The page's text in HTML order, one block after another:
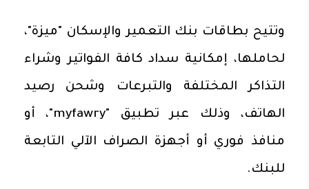
وتتيح بطاقات بنك التعمير والإسكان "ميزة"،
لحاملها، إمكانية سداد كافة الفواتير وشراء
التذاكر المختلفة والتبرعات وشحن رصيد
الهاتف، وذلك عبر تطبيق "myfawry"، أو
منافذ فوري أو أجهزة الصراف الآلي التابعة
للبنك.